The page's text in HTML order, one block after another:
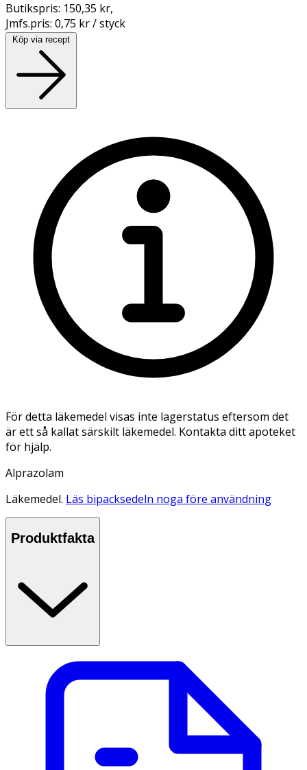
Butikspris: 150,35 kr,
Jmfs.pris: 0,75 kr / styck
Köp via recept
För detta läkemedel visas inte lagerstatus eftersom det
är ett så kallat särskilt läkemedel. Kontakta ditt apoteket
för hjälp.
Alprazolam
Läkemedel. Läs bipacksedeln noga före användning
Produktfakta